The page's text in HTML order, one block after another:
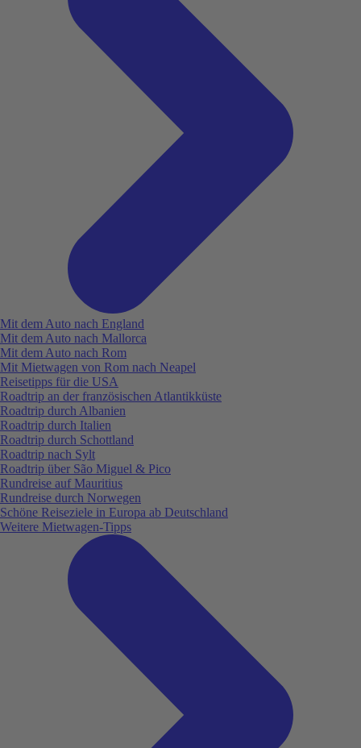
Mit dem Auto nach England
Mit dem Auto nach Mallorca
Mit dem Auto nach Rom
Mit Mietwagen von Rom nach Neapel
Reisetipps für die USA
Roadtrip an der französischen Atlantikküste
Roadtrip durch Albanien
Roadtrip durch Italien
Roadtrip durch Schottland
Roadtrip nach Sylt
Roadtrip über São Miguel & Pico
Rundreise auf Mauritius
Rundreise durch Norwegen
Schöne Reiseziele in Europa ab Deutschland
Weitere Mietwagen-Tipps